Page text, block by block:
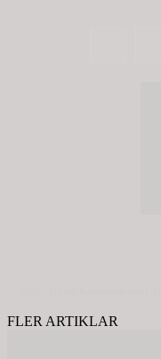
FLER ARTIKLAR